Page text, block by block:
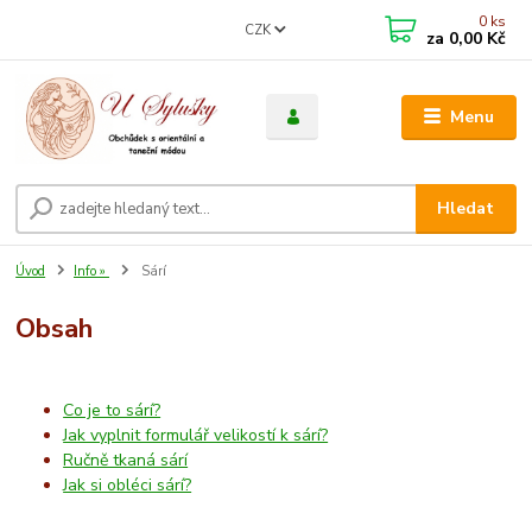
Menu
CZK
Hledat
0 ks
za 0,00 Kč
Úvod Info » Sárí
Obsah
Co je to sárí?
Jak vyplnit formulář velikostí k sárí?
Ručně tkaná sárí
Jak si obléci sárí?